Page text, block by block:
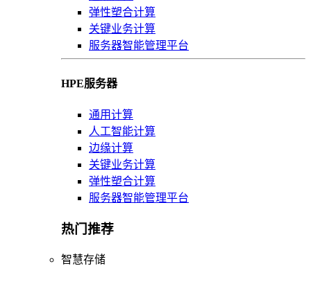
弹性塑合计算
关键业务计算
服务器智能管理平台
HPE服务器
通用计算
人工智能计算
边缘计算
关键业务计算
弹性塑合计算
服务器智能管理平台
热门推荐
智慧存储